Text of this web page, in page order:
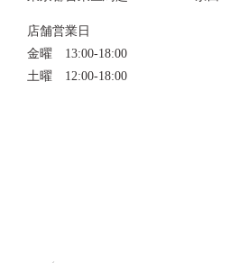
店舗営業日
金曜 13:00-18:00
土曜 12:00-18:00